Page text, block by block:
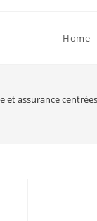
Home
et assurance